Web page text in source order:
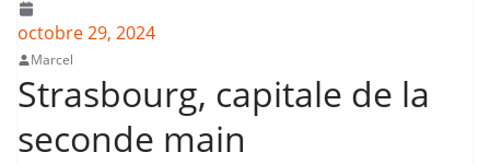
octobre 29, 2024
Marcel
Strasbourg, capitale de la
seconde main